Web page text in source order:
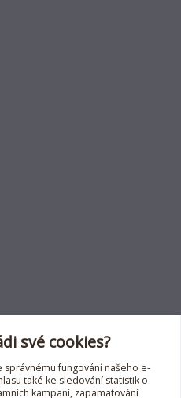
své cookies?
fungování našeho e-
také ke sledování statistik o
kampaní, zapamatování